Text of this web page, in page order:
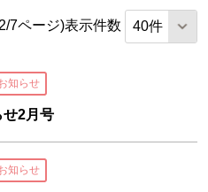
7ページ)表示件数
知らせ
2月号
知らせ